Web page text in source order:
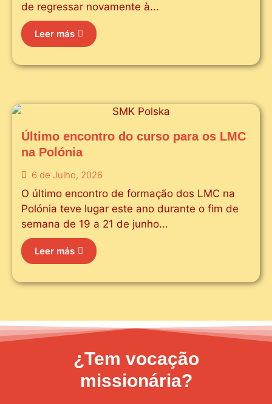
de regressar novamente à...
Leer más
Último encontro do curso para os LMC
na Polónia
6 de Julho, 2026
O último encontro de formação dos LMC na
Polónia teve lugar este ano durante o fim de
semana de 19 a 21 de junho...
Leer más
¿Tem vocação
missionária?